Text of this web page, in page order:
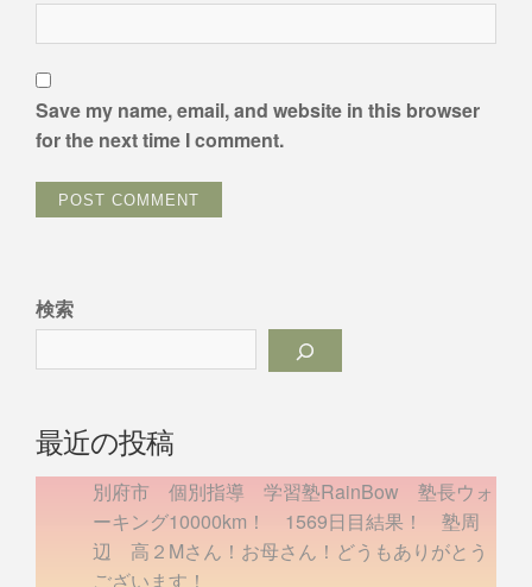
Save my name, email, and website in this browser
for the next time I comment.
検索
最近の投稿
別府市 個別指導 学習塾RainBow 塾長ウォ
ーキング10000km！ 1569日目結果！ 塾周
辺 高２Mさん！お母さん！どうもありがとう
ございます！